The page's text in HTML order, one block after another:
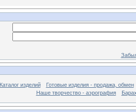
Каталог изделий
Готовые изделия - продажа, обмен
Наше творчество - аэрография